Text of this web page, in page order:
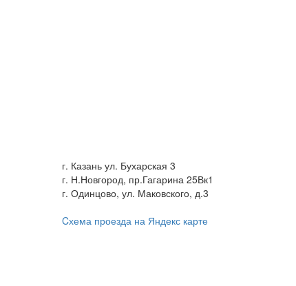
г. Казань ул. Бухарская 3
г. Н.Новгород, пр.Гагарина 25Вк1
г. Одинцово, ул. Маковского, д.3
Cхема проезда на Яндекс карте